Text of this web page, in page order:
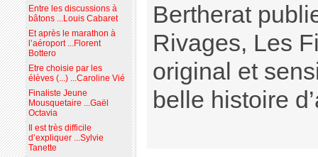
Bertherat
Rivages, Les
original et
belle histoire
Entre les discussions à
bâtons ...Louis Cabaret
Et après le marathon à
l’aéroport ...Florent
Bottero
Etre choisie par les
élèves (...) ...Caroline Vié
Finaliste Jeune
Mousquetaire ...Gaël
Octavia
Il est très difficile
d’expliquer ...Sylvie
Tanette